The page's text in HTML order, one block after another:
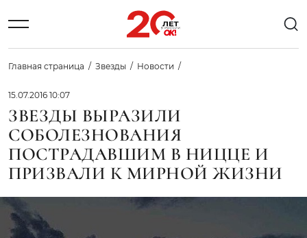
Главная страница Звезды Новости
15.07.2016 10:07
ЗВЕЗДЫ ВЫРАЗИЛИ
СОБОЛЕЗНОВАНИЯ
ПОСТРАДАВШИМ В НИЦЦЕ И
ПРИЗВАЛИ К МИРНОЙ ЖИЗНИ